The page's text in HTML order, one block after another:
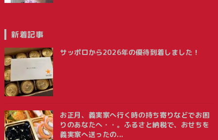
新着記事
サッポロから2026年の優待到着しました！
お正月、義実家へ行く時の持ち寄りなどでお困
りのあなたへ・・。ふるさと納税で、おせちを
義実家へ送ったの...